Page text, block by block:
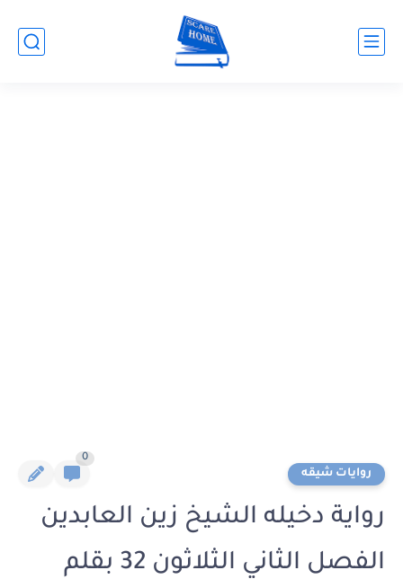
روايات شيقه
0
رواية دخيله الشيخ زين العابدين
الفصل الثاني الثلاثون 32 بقلم